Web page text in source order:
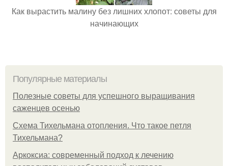
Как вырастить малину без лишних хлопот: советы для
начинающих
Популярные материалы
Полезные советы для успешного выращивания
саженцев осенью
Схема Тихельмана отопления. Что такое петля
Тихельмана?
Аркоксиа: современный подход к лечению